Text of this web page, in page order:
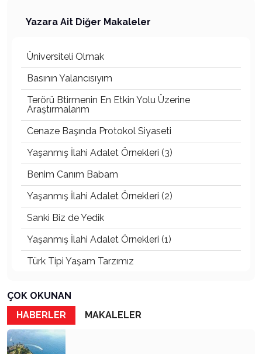
Yazara Ait Diğer Makaleler
Üniversiteli Olmak
Basının Yalancısıyım
Terörü Btirmenin En Etkin Yolu Üzerine
Araştırmalarım
Cenaze Başında Protokol Siyaseti
Yaşanmış İlahi Adalet Örnekleri (3)
Benim Canım Babam
Yaşanmış İlahi Adalet Örnekleri (2)
Sanki Biz de Yedik
Yaşanmış İlahi Adalet Örnekleri (1)
Türk Tipi Yaşam Tarzımız
Katil Ağaçlar
Keşke Herkes Sevdiği ve İyi Bildiği İşi Yapsa
Veda Mektubum
ÇOK OKUNAN
HABERLER
MAKALELER